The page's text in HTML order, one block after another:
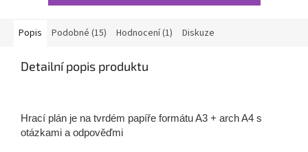
Popis Podobné (15) Hodnocení (1) Diskuze
Detailní popis produktu
Hrací plán je na tvrdém papíře formátu A3 + arch A4 s
otázkami a odpověďmi